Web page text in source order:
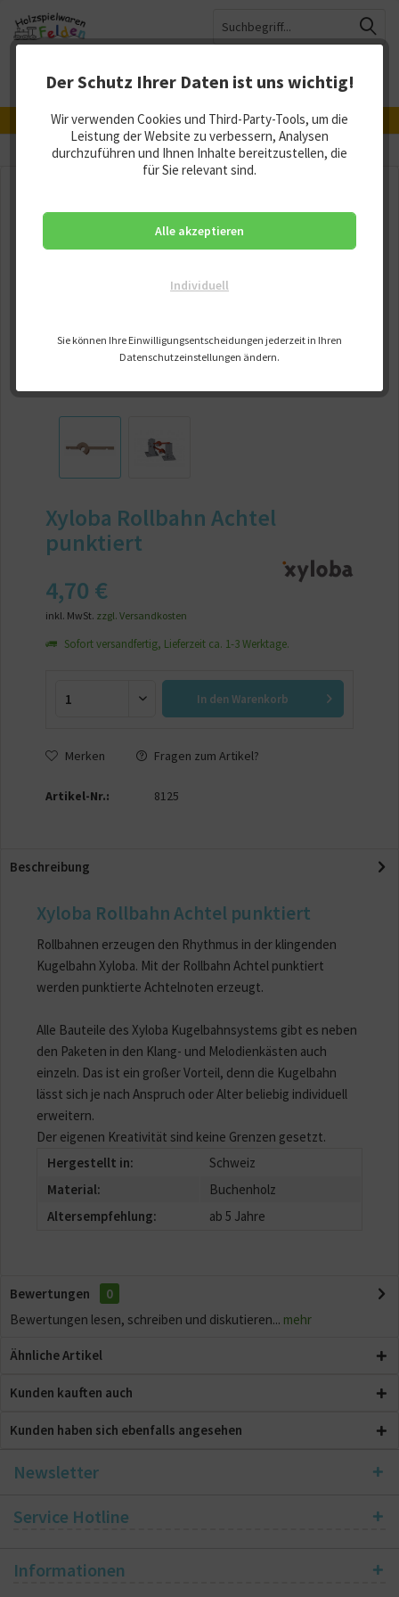
Hergestellt in Deutschland, Österreich und der Schweiz
Warenkorb
Merkzettel Mein Konto
MenüDer Schutz Ihrer Daten ist uns wichtig!
Wir verwenden Cookies und Third-Party-Tools, um die
Leistung der Website zu verbessern, Analysen
durchzuführen und Ihnen Inhalte bereitzustellen, die
für Sie relevant sind.
Individuell
Alle akzeptieren
Sie können Ihre Einwilligungsentscheidungen jederzeit in Ihren
Datenschutzeinstellungen ändern.
Übersicht Rollbahnen
Xyloba Rollbahn Achtel
punktiert
4,70 €
inkl. MwSt. zzgl. Versandkosten
Sofort versandfertig, Lieferzeit ca. 1-3 Werktage.
In den Warenkorb
Merken Fragen zum Artikel?
Artikel-Nr.: 8125
Beschreibung
Xyloba Rollbahn Achtel punktiert
Rollbahnen erzeugen den Rhythmus in der klingenden
Kugelbahn Xyloba. Mit der Rollbahn Achtel punktiert
werden punktierte Achtelnoten erzeugt.
Alle Bauteile des Xyloba Kugelbahnsystems gibt es neben
den Paketen in den Klang- und Melodienkästen auch
einzeln. Das ist ein großer Vorteil, denn die Kugelbahn
lässt sich je nach Anspruch oder Alter beliebig individuell
erweitern.
Der eigenen Kreativität sind keine Grenzen gesetzt.
Hergestellt in:
Schweiz
Material:
Buchenholz
Altersempfehlung:
ab 5 Jahre
Bewertungen
0
Bewertungen lesen, schreiben und diskutieren... mehr
Ähnliche Artikel
Kunden kauften auch
Kunden haben sich ebenfalls angesehen
Newsletter
Service Hotline
Informationen